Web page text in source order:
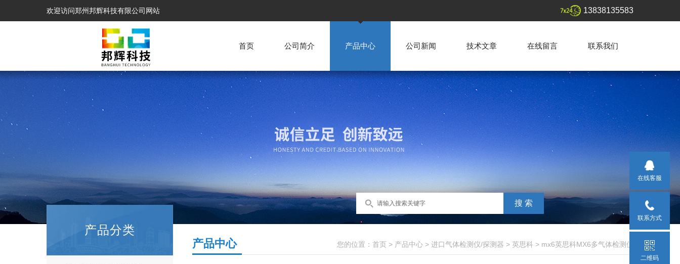
欢迎访问郑州邦辉科技有限公司网站 13838135583
首页 公司简介 产品中心 公司新闻 技术文章 在线留言 联系我们
产品分类
您的位置： 首页 > 产品中心 > 进口气体检测仪/探测器 > 英思科 > mx6英思科MX6多气体检测仪
产品中心
在线客服
联系方式
二维码